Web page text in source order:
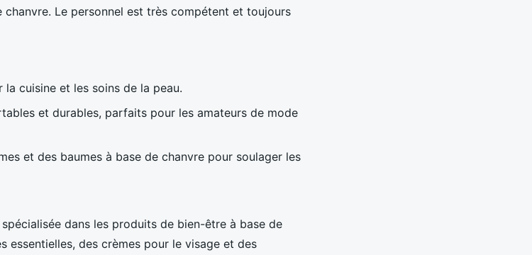
Le personnel est très compétent et toujours
la cuisine et les soins de la peau.
et durables, parfaits pour les amateurs de mode
et des baumes à base de chanvre pour soulager les
dans les produits de bien-être à base de
essentielles, des crèmes pour le visage et des